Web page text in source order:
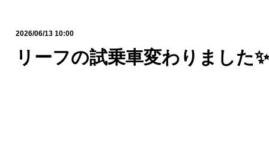
2026/06/13 10:00
リーフの試乗車変わりました